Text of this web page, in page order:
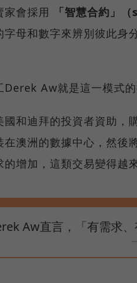
家會採用 「智慧合約」
字母和數字來辨別彼此身
Derek Aw就是這一模式的
國和迪拜的投資者資助
在澳洲的數據中心，然後
增加，這類交易變得越
Aw直言，「有需求